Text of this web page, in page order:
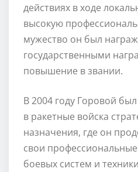
действиях в ходе
высокую
мужество он был
государственными
повышение в звании.
В 2004 году Горовой
в ракетные войска
назначения, где он
свои
боевых систем и